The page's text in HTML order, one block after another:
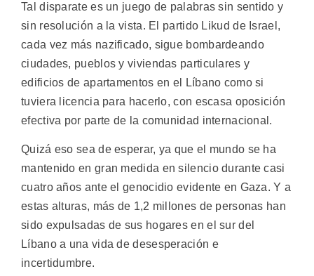
Tal disparate es un juego de palabras sin sentido y
sin resolución a la vista. El partido Likud de Israel,
cada vez más nazificado, sigue bombardeando
ciudades, pueblos y viviendas particulares y
edificios de apartamentos en el Líbano como si
tuviera licencia para hacerlo, con escasa oposición
efectiva por parte de la comunidad internacional.
Quizá eso sea de esperar, ya que el mundo se ha
mantenido en gran medida en silencio durante casi
cuatro años ante el genocidio evidente en Gaza. Y a
estas alturas, más de 1,2 millones de personas han
sido expulsadas de sus hogares en el sur del
Líbano a una vida de desesperación e
incertidumbre.